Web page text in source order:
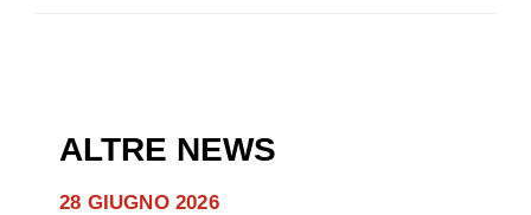
ALTRE NEWS
28 GIUGNO 2026